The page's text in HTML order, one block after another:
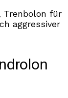
Trenbolon für
aggressiver